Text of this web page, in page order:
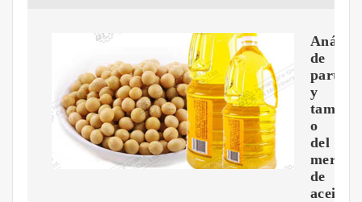
Análisis
de
y
tama?
o
del
de
aceite